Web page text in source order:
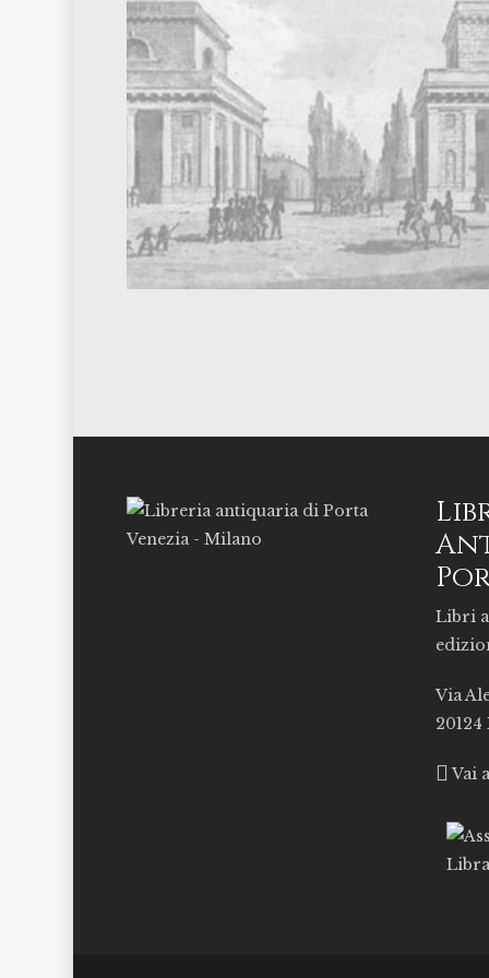
Libri
Via
Vai